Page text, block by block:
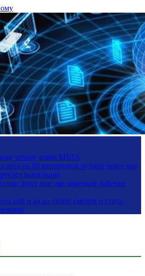
угрозу атаки БПЛА
на 80 миллионов рублей через два
выигрыша
ждут еще две короткие рабочие
рай и ад на грани смерти и стала